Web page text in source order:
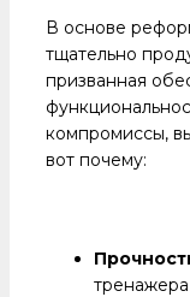
В основе
тщательно
призванная
компромиссы,
вот почему: